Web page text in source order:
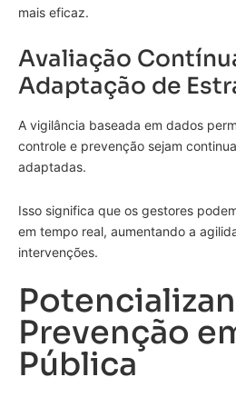
mais eficaz.
Avaliação
Adaptação de
A vigilância baseada em dados
controle e prevenção sejam
adaptadas.
Isso significa que os gestores
em tempo real, aumentando a
intervenções.
Prevenção
Pública